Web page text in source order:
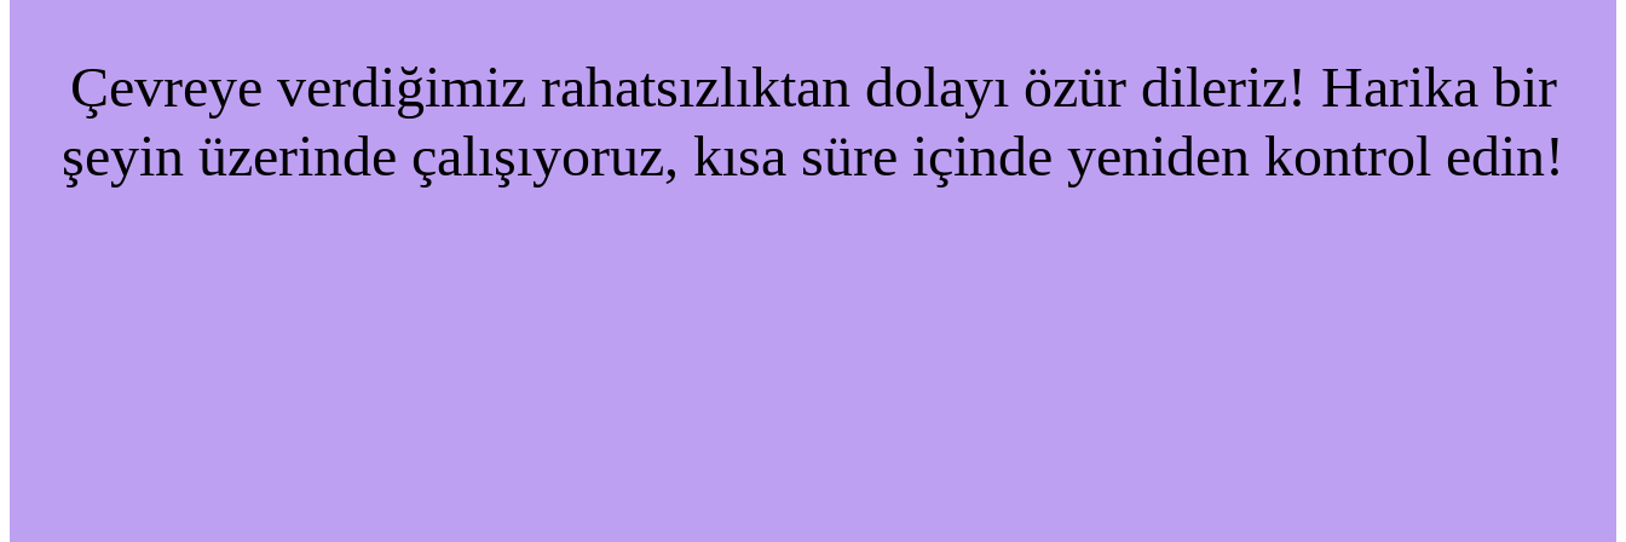
Çevreye verdiğimiz rahatsızlıktan dolayı özür dileriz! Harika bir
şeyin üzerinde çalışıyoruz, kısa süre içinde yeniden kontrol edin!